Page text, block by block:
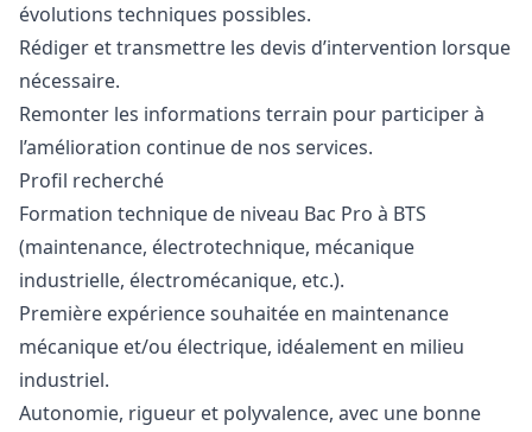
évolutions techniques possibles.
Rédiger et transmettre les devis d’intervention lorsque
nécessaire.
Remonter les informations terrain pour participer à
l’amélioration continue de nos services.
Profil recherché
Formation technique de niveau Bac Pro à BTS
(maintenance, électrotechnique, mécanique
industrielle, électromécanique, etc.).
Première expérience souhaitée en maintenance
mécanique et/ou électrique, idéalement en milieu
industriel.
Autonomie, rigueur et polyvalence, avec une bonne